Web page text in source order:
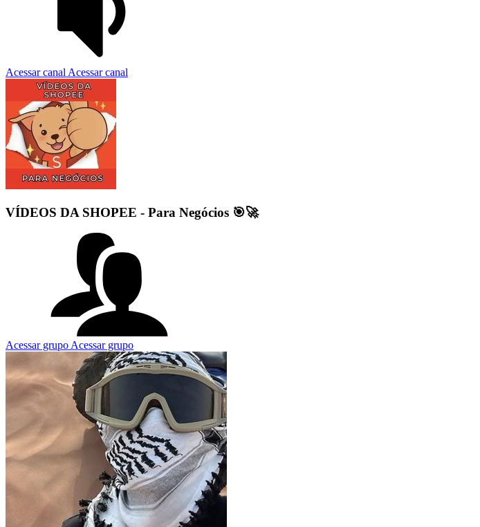
Acessar canal Acessar canal
VÍDEOS DA SHOPEE - Para Negócios 🎯🚀
Acessar grupo Acessar grupo